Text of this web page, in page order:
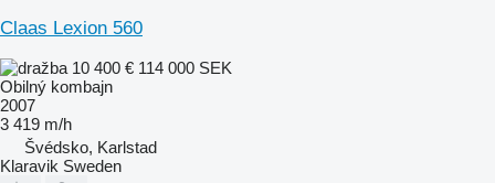
Claas Lexion 560
10 400 € 114 000 SEK
Obilný kombajn
2007
3 419 m/h
Švédsko, Karlstad
Klaravik Sweden